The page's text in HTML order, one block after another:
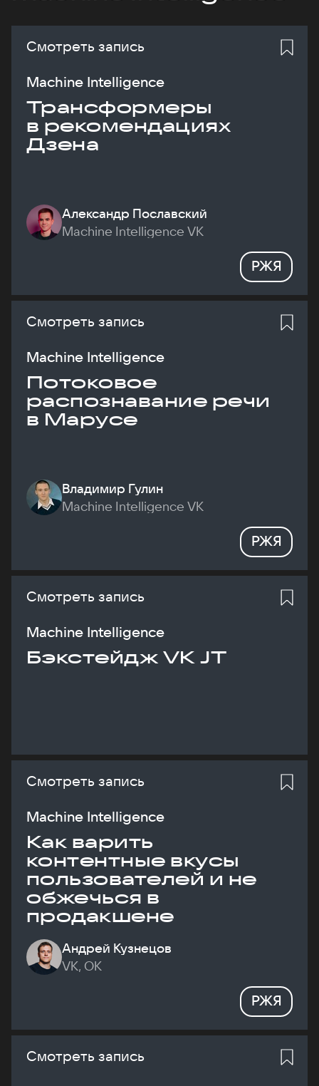
Смотреть запись
Machine Intelligence
Трансформеры
в рекомендациях
Дзена
Александр Пославский
Machine Intelligence VK
РЖЯ
Смотреть запись
Machine Intelligence
Потоковое
распознавание речи
в Марусе
Владимир Гулин
Machine Intelligence VK
РЖЯ
Смотреть запись
Machine Intelligence
Бэкстейдж VK JT
Смотреть запись
Machine Intelligence
Как варить
контентные вкусы
пользователей и не
обжечься в
продакшене
Андрей Кузнецов
VK, ОК
РЖЯ
Смотреть запись